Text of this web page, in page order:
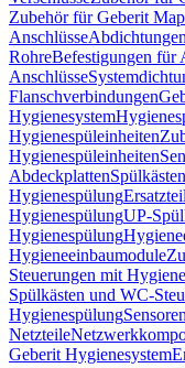
Zubehör für Geberit
Anschlüsse
RohreBefestigungen für
Anschlüsse
Flanschverbindungen
Hygienesystem
Hygienespüleinheiten
Hygienespüleinheiten
Abdeckplatten
Hygienespülung
HygienespülungUP-
Hygienespülung
Hygieneeinbaumodule
Steuerungen mit
Spülkästen und WC-
HygienespülungSensoren
Netzteile
Geberit Hygienesystem